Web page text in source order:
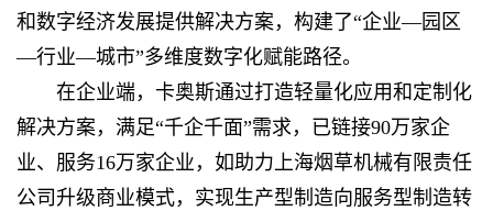
和数字经济发展提供解决方案，构建了“企业―园区
―行业―城市”多维度数字化赋能路径。
在企业端，卡奥斯通过打造轻量化应用和定制化
解决方案，满足“千企千面”需求，已链接90万家企
业、服务16万家企业，如助力上海烟草机械有限责任
公司升级商业模式，实现生产型制造向服务型制造转